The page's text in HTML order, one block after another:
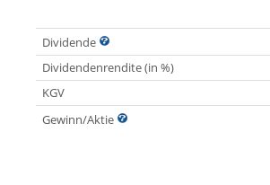
Dividende
Dividendenrendite (in %)
KGV
Gewinn/Aktie